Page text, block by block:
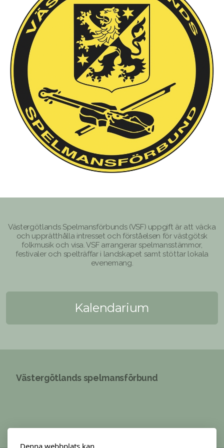
Västergötlands Spelmansförbunds (VSF) uppgift är att väcka
och upprätthålla intresset och förståelsen för västgötsk
folkmusik och visa. VSF arrangerar spelmansstämmor,
festivaler och spelträffar i landskapet samt stöttar lokala
evenemang.
Kalendarium
Västergötlands spelmansförbund
Denna webbplats kan
Årsmöten
Stadgar
Sjövikskursen
Varakursen
Västra låtverkstan
Axevallakursen